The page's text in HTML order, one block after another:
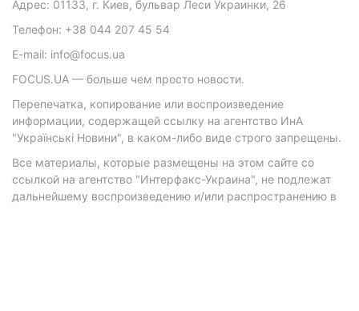
Адрес: 01133, г. Киев, бульвар Леси Украинки, 26
Телефон: +38 044 207 45 54
E-mail: info@focus.ua
FOCUS.UA — больше чем просто новости.
Перепечатка, копирование или воспроизведение
информации, содержащей ссылку на агентство ИнА
"Українські Новини", в каком-либо виде строго запрещены.
Все материалы, которые размещены на этом сайте со
ссылкой на агентство "Интерфакс-Украина", не подлежат
дальнейшему воспроизведению и/или распространению в